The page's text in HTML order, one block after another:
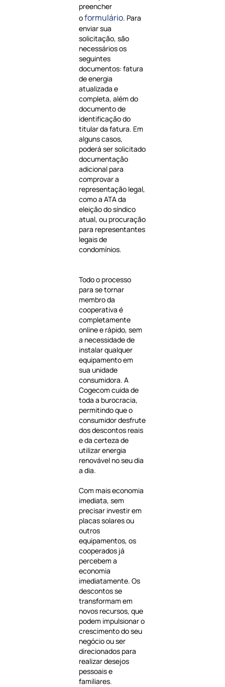
preencher
oformulário. Para
enviar sua
solicitação, são
necessários os
seguintes
documentos: fatura
de energia
atualizada e
completa, além do
documento de
identificação do
titular da fatura. Em
alguns casos,
poderá ser solicitado
documentação
adicional para
comprovar a
representação legal,
como a ATA da
eleição do síndico
atual, ou procuração
para representantes
legais de
condomínios.
Todo o processo
para se tornar
membro da
cooperativa é
completamente
online e rápido, sem
a necessidade de
instalar qualquer
equipamento em
sua unidade
consumidora. A
Cogecom cuida de
toda a burocracia,
permitindo que o
consumidor desfrute
dos descontos reais
e da certeza de
utilizar energia
renovável no seu dia
a dia.
Com mais economia
imediata, sem
precisar investir em
placas solares ou
outros
equipamentos, os
cooperados já
percebem a
economia
imediatamente. Os
descontos se
transformam em
novos recursos, que
podem impulsionar o
crescimento do seu
negócio ou ser
direcionados para
realizar desejos
pessoais e
familiares.